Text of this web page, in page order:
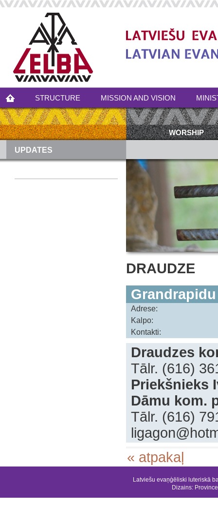
STRUCTURE MISSION AND VISION
WORSHIP
UPDATES
DRAUDZE
Adrese:
Kalpo:
Kontakti:
Draudzes
Tālr. (616)
Priekšnieks
Dāmu kom.
Tālr. (616)
« atpakaļ
Latviešu evaņģēliski luteriskā
Dizains: